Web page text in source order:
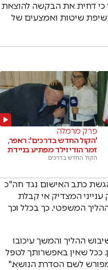
הביטחון הכללי כי דחית את הבקשה להוצאת
שיטות ואמצעים של
פרק מרמלה
'הקול החדש בדרכים': ראפר,
זמר הודי וילד מפתיע בניידת
הקול החדש בדרכים
כתב האישום נגד חה"כ
ענייני המצדיק אי קבלת
המשפטי. כך בכלל וכך
ההליך והמשך עיכובו
ככל שאין באפשרותך לטפל
לשם הסדרת הנושא."